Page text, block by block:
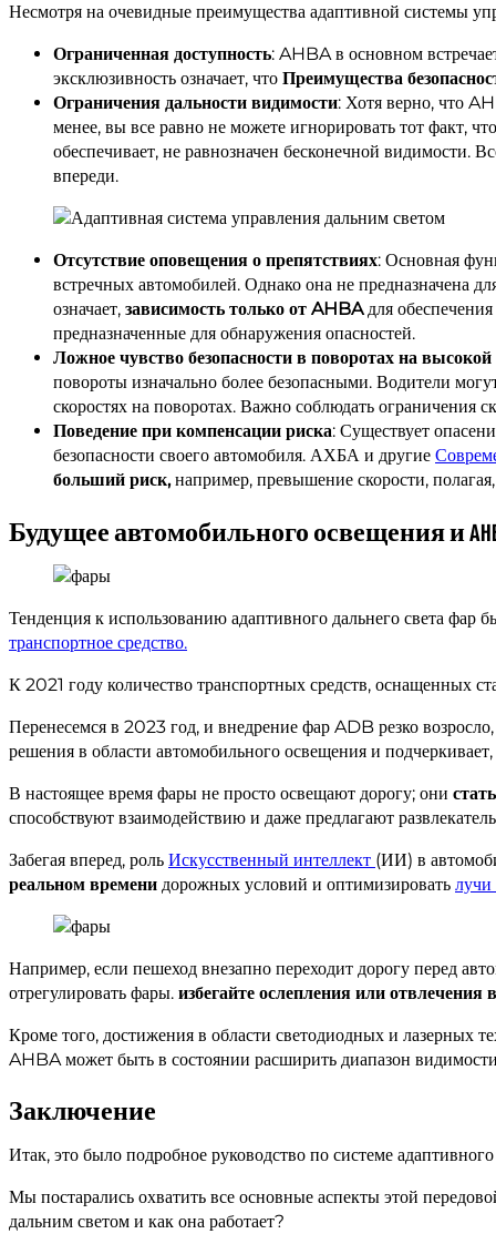
Несмотря на очевидные преимущества адаптивной системы
Ограниченная доступность: AHBA в основном
эксклюзивность означает, что Преимущества
Ограничения дальности видимости: Хотя верно, что
менее, вы все равно не можете игнорировать тот факт,
обеспечивает, не равнозначен бесконечной видимости.
впереди.
Отсутствие оповещения о препятствиях: Основная
встречных автомобилей. Однако она не предназначена
означает, зависимость только от AHBAдля
предназначенные для обнаружения опасностей.
Ложное чувство безопасности в поворотах на высокой
повороты изначально более безопасными. Водители
скоростях на поворотах. Важно соблюдать ограничения
Поведение при компенсации риска: Существует
безопасности своего автомобиля. АХБА и другие
больший риск,например, превышение скорости,
Будущее автомобильного освещения и
Тенденция к использованию адаптивного дальнего света фар
транспортное средство.
К 2021 году количество транспортных средств, оснащенных
Перенесемся в 2023 год, и внедрение фар ADB резко
решения в области автомобильного освещения и
В настоящее время фары не просто освещают дорогу; они
способствуют взаимодействию и даже предлагают
Забегая вперед, роль Искусственный интеллект (ИИ) в
реальном времени дорожных условий и оптимизировать лучи
Например, если пешеход внезапно переходит дорогу перед
отрегулировать фары. избегайте ослепления или
Кроме того, достижения в области светодиодных и лазерных
AHBA может быть в состоянии расширить диапазон
Заключение
Итак, это было подробное руководство по системе
Мы постарались охватить все основные аспекты этой
дальним светом и как она работает?